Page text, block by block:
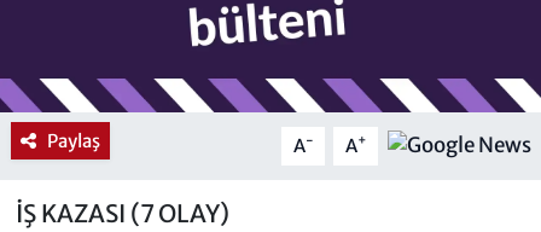
Paylaş A- A+
İŞ KAZASI (7 OLAY)